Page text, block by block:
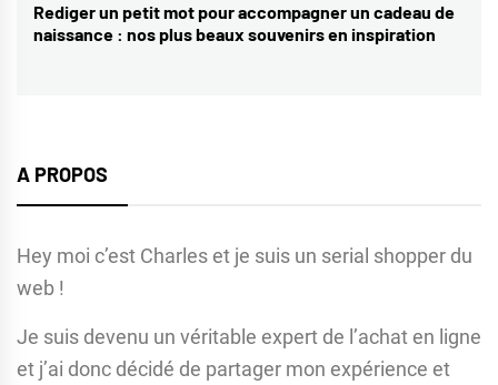
Next
post:
Rediger un petit mot pour accompagner un cadeau de
naissance : nos plus beaux souvenirs en inspiration
A PROPOS
Hey moi c’est Charles et je suis un serial shopper du
web !
Je suis devenu un véritable expert de l’achat en ligne
et j’ai donc décidé de partager mon expérience et